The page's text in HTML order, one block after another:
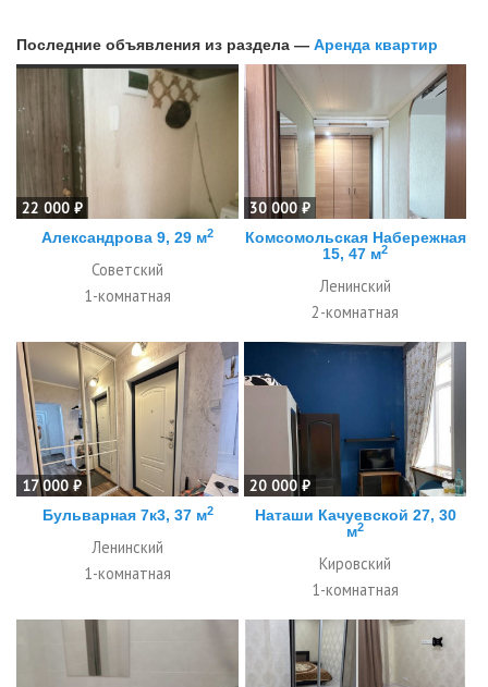
Последние объявления из раздела — Аренда квартир
22 000 ₽
Александрова 9, 29 м2
Советский
1-комнатная
30 000 ₽
Комсомольская Набережная
15, 47 м2
Ленинский
2-комнатная
17 000 ₽
Бульварная 7к3, 37 м2
Ленинский
1-комнатная
20 000 ₽
Наташи Качуевской 27, 30
м2
Кировский
1-комнатная